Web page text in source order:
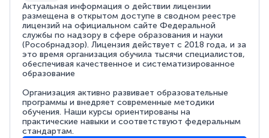
Актуальная информация о действии лицензии
размещена в открытом доступе в сводном реестре
лицензий на официальном сайте Федеральной
службы по надзору в сфере образования и науки
(Рособрнадзор). Лицензия действует с 2018 года, и за
это время организация обучила тысячи специалистов,
обеспечивая качественное и систематизированное
образование
Организация активно развивает образовательные
программы и внедряет современные методики
обучения. Наши курсы ориентированы на
практические навыки и соответствуют федеральным
стандартам.